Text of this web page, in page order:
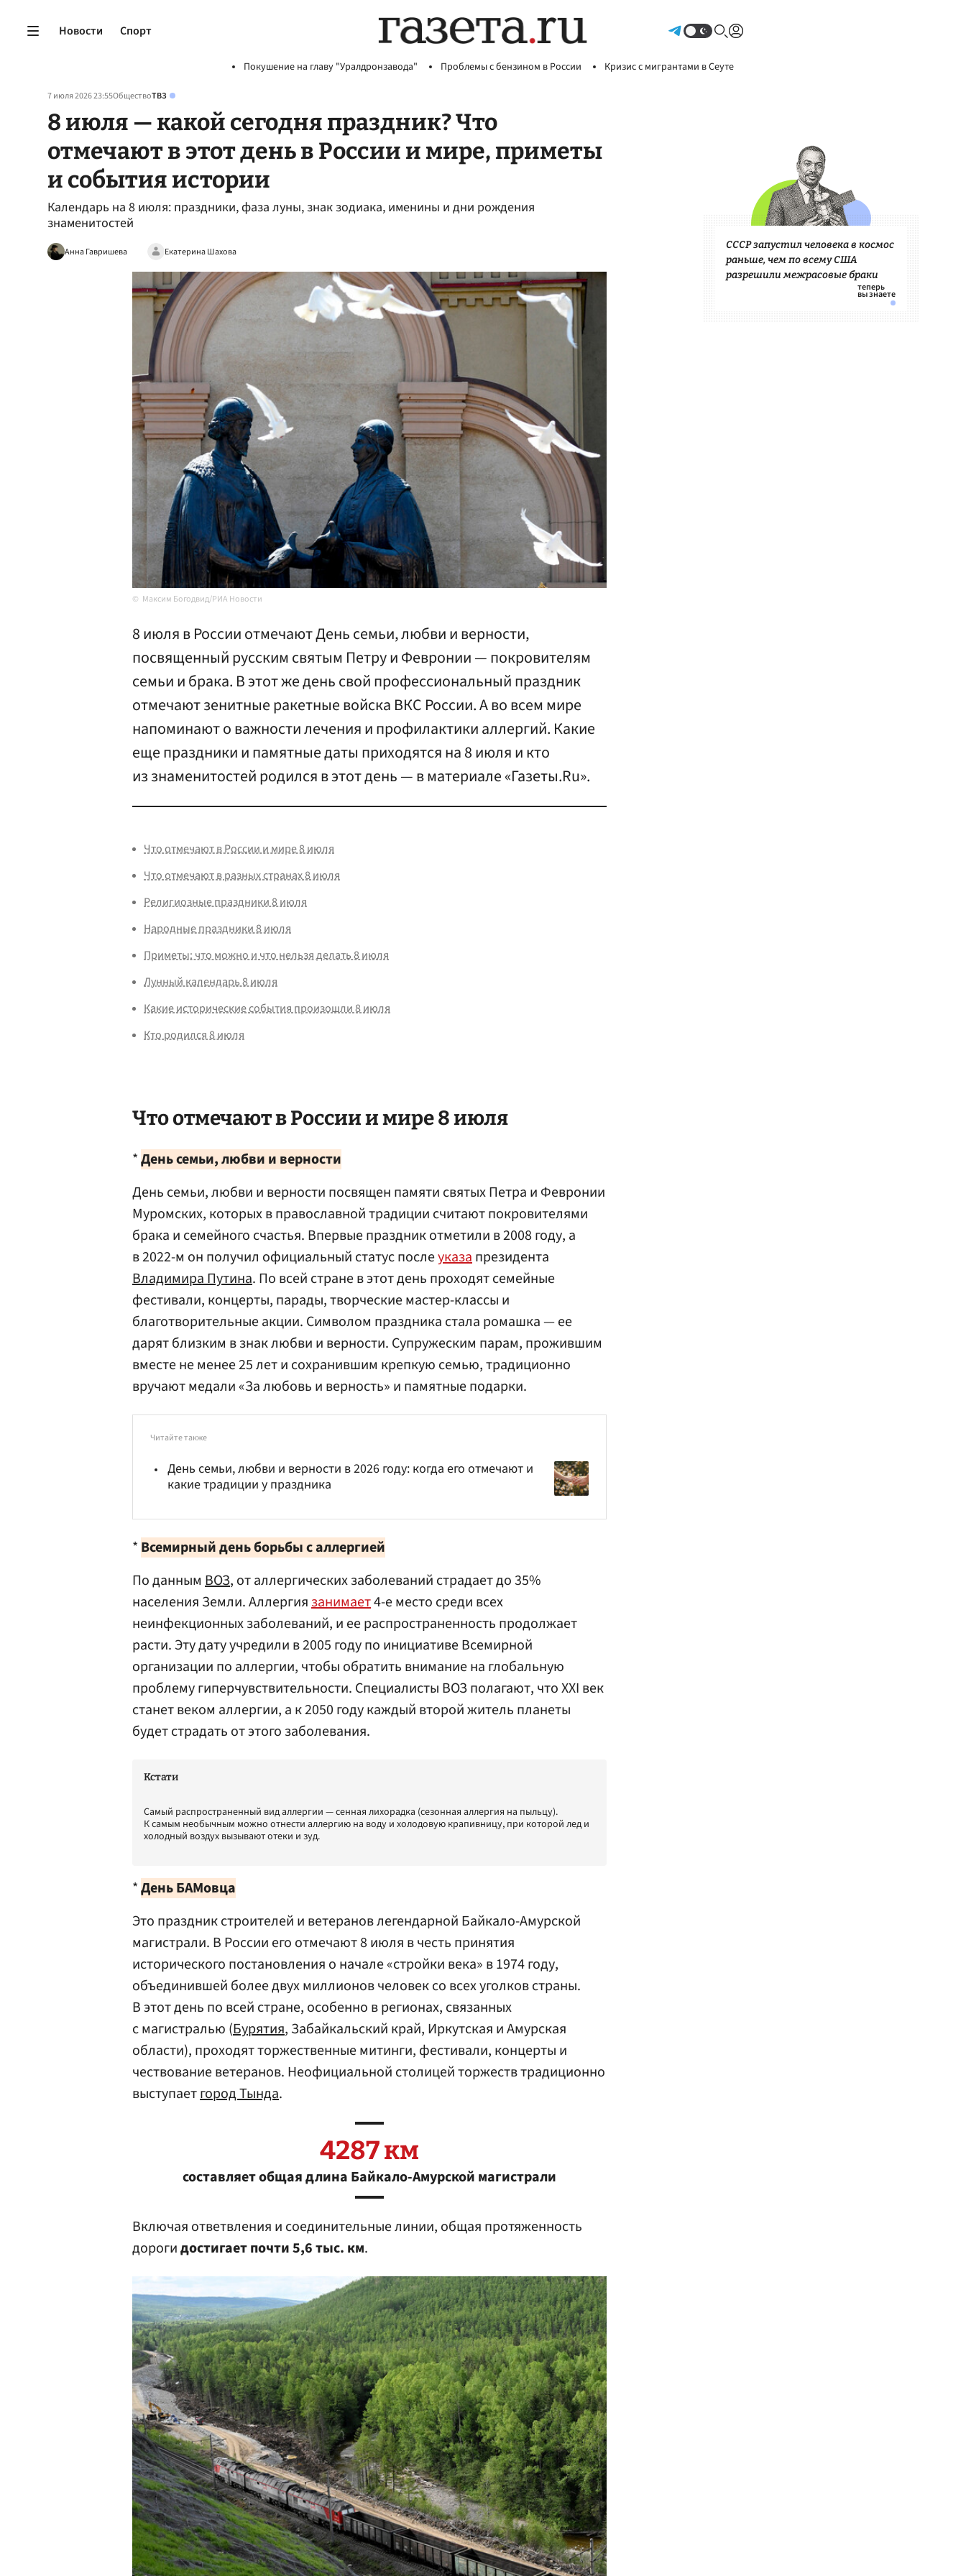
Новости Спорт
Покушение на главу "Уралдронзавода" Проблемы с бензином в России Кризис с мигрантами в Сеуте
7 июля 2026 23:55ОбществоТВЗ
8 июля — какой сегодня праздник? Что
отмечают в этот день в России и мире, приметы
и события истории
Календарь на 8 июля: праздники, фаза луны, знак зодиака, именины и дни рождения
знаменитостей
Анна Гавришева Екатерина Шахова
Максим Богодвид/РИА Новости
8 июля в России отмечают День семьи, любви и верности,
посвященный русским святым Петру и Февронии — покровителям
семьи и брака. В этот же день свой профессиональный праздник
отмечают зенитные ракетные войска ВКС России. А во всем мире
напоминают о важности лечения и профилактики аллергий. Какие
еще праздники и памятные даты приходятся на 8 июля и кто
из знаменитостей родился в этот день — в материале «Газеты.Ru».
Что отмечают в России и мире 8 июля
Что отмечают в разных странах 8 июля
Религиозные праздники 8 июля
Народные праздники 8 июля
Приметы: что можно и что нельзя делать 8 июля
Лунный календарь 8 июля
Какие исторические события произошли 8 июля
Кто родился 8 июля
Что отмечают в России и мире 8 июля
*День семьи, любви и верности
День семьи, любви и верности посвящен памяти святых Петра и Февронии
Муромских, которых в православной традиции считают покровителями
брака и семейного счастья. Впервые праздник отметили в 2008 году, а
в 2022-м он получил официальный статус послеуказапрезидента
Владимира Путина. По всей стране в этот день проходят семейные
фестивали, концерты, парады, творческие мастер-классы и
благотворительные акции. Символом праздника стала ромашка — ее
дарят близким в знак любви и верности. Супружеским парам, прожившим
вместе не менее 25 лет и сохранившим крепкую семью, традиционно
вручают медали «За любовь и верность» и памятные подарки.
Читайте также
День семьи, любви и верности в 2026 году: когда его отмечают и
какие традиции у праздника
* Всемирный день борьбы с аллергией
По данным ВОЗ, от аллергических заболеваний страдает до 35%
населения Земли. Аллергиязанимает4-е место среди всех
неинфекционных заболеваний, и ее распространенность продолжает
расти. Эту дату учредили в 2005 году по инициативе Всемирной
организации по аллергии, чтобы обратить внимание на глобальную
проблему гиперчувствительности. Специалисты ВОЗ полагают, что XXI век
станет веком аллергии, а к 2050 году каждый второй житель планеты
будет страдать от этого заболевания.
Кстати
Самый распространенный вид аллергии — сенная лихорадка (сезонная аллергия на пыльцу).
К самым необычным можно отнести аллергию на воду и холодовую крапивницу, при которой лед и
холодный воздух вызывают отеки и зуд.
*День БАМовца
Это праздник строителей и ветеранов легендарной Байкало-Амурской
магистрали. В России его отмечают 8 июля в честь принятия
исторического постановления о начале «стройки века» в 1974 году,
объединившей более двух миллионов человек со всех уголков страны.
В этот день по всей стране, особенно в регионах, связанных
с магистралью (Бурятия, Забайкальский край, Иркутская и Амурская
области), проходят торжественные митинги, фестивали, концерты и
чествование ветеранов. Неофициальной столицей торжеств традиционно
выступаетгород Тында.
4287 км
составляет общая длина Байкало-Амурской магистрали
Включая ответвления и соединительные линии, общая протяженность
дорогидостигает почти 5,6 тыс. км.
СССР запустил человека в космос
раньше, чем по всему США
разрешили межрасовые браки